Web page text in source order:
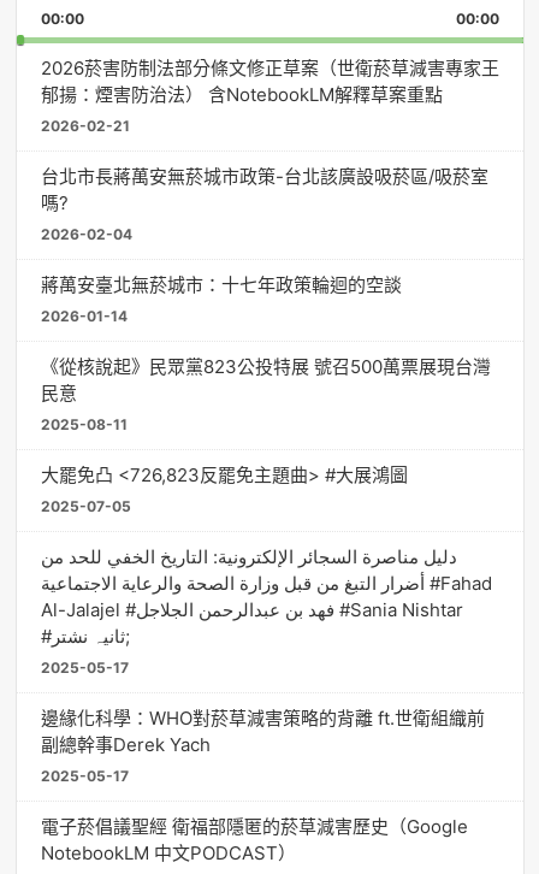
Rate
Forward
00:00 00:00
2026菸害防制法部分條文修正草案（世衛菸草減害專家王
郁揚：煙害防治法） 含NotebookLM解釋草案重點
2026-02-21
台北市長蔣萬安無菸城市政策-台北該廣設吸菸區/吸菸室
嗎?
2026-02-04
蔣萬安臺北無菸城市：十七年政策輪迴的空談
2026-01-14
《從核說起》民眾黨823公投特展 號召500萬票展現台灣
民意
2025-08-11
大罷免凸 <726,823反罷免主題曲> #大展鴻圖
2025-07-05
دليل مناصرة السجائر الإلكترونية: التاريخ الخفي للحد من
أضرار التبغ من قبل وزارة الصحة والرعاية الاجتماعية #Fahad
Al-Jalajel #فهد بن عبدالرحمن الجلاجل #Sania Nishtar
#ثانیہ نشتر;
2025-05-17
邊緣化科學：WHO對菸草減害策略的背離 ft.世衛組織前
副總幹事Derek Yach
2025-05-17
電子菸倡議聖經 衛福部隱匿的菸草減害歷史（Google
NotebookLM 中文PODCAST）